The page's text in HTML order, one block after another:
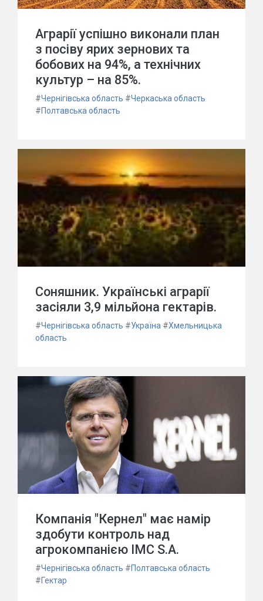
Аграрії успішно виконали план
з посіву ярих зернових та
бобових на 94%, а технічних
культур – на 85%.
#Чернігівська область #Черкаська область
#Полтавська область
Соняшник. Українські аграрії
засіяли 3,9 мільйона гектарів.
#Чернігівська область #Україна #Хмельницька
область
Компанія "Кернел" має намір
здобути контроль над
агрокомпанією IMC S.A.
#Чернігівська область #Полтавська область
#Гектар